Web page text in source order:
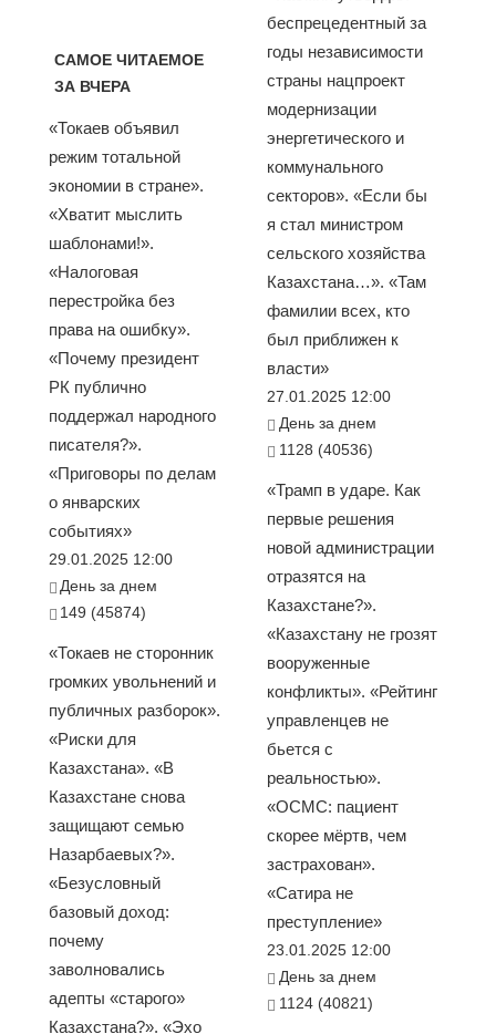
САМОЕ ЧИТАЕМОЕ
ЗА ВЧЕРА
«Токаев объявил
режим тотальной
экономии в стране».
«Хватит мыслить
шаблонами!».
«Налоговая
перестройка без
права на ошибку».
«Почему президент
РК публично
поддержал народного
писателя?».
«Приговоры по делам
о январских
событиях»
29.01.2025 12:00
День за днем
149 (45874)
«Токаев не сторонник
громких увольнений и
публичных разборок».
«Риски для
Казахстана». «В
Казахстане снова
защищают семью
Назарбаевых?».
«Безусловный
базовый доход:
почему
заволновались
адепты «старого»
Казахстана?». «Эхо
беспрецедентный за
годы независимости
страны нацпроект
модернизации
энергетического и
коммунального
секторов». «Если бы
я стал министром
сельского хозяйства
Казахстана…». «Там
фамилии всех, кто
был приближен к
власти»
27.01.2025 12:00
День за днем
1128 (40536)
«Трамп в ударе. Как
первые решения
новой администрации
отразятся на
Казахстане?».
«Казахстану не грозят
вооруженные
конфликты». «Рейтинг
управленцев не
бьется с
реальностью».
«ОСМС: пациент
скорее мёртв, чем
застрахован».
«Сатира не
преступление»
23.01.2025 12:00
День за днем
1124 (40821)